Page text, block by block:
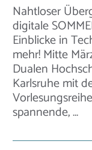
Nahtloser
digitale
Einblicke in
mehr! Mitte
Dualen
Karlsruhe mit
spannende, …